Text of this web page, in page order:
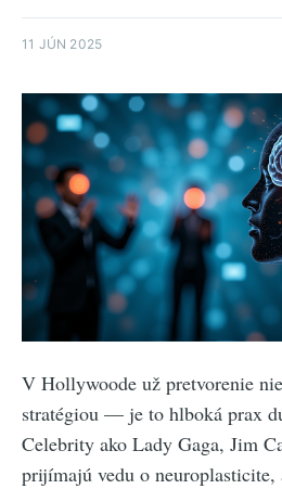
11 JÚN 2025
V Hollywoode už pretvorenie
stratégiou — je to hlboká prax
Celebrity ako Lady Gaga, Jim
prijímajú vedu o